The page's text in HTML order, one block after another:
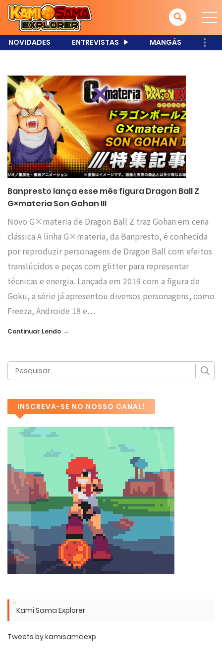
NOVIDADES ENTREVISTAS MANGÁS
Banpresto lança esse mês figura Dragon Ball Z
G×materia Son Gohan III
Novo G×materia de Dragon Ball Z traz Gohan em cena
clássica A linha G×materia, da Banpresto, é conhecida
por reproduzir personagens de Dragon Ball com efeitos
translúcidos e peças com glitter para representar
técnicas e energia. Lançada em 2019 com a figura de
Goku, a série já apresentou diversos personagens, como
Freeza, Androide 18 e…
Continuar Lendo →
INSCREVA-SE NO NOSSO CANAL!
Kami Sama Explorer
Tweets by kamisamaexp